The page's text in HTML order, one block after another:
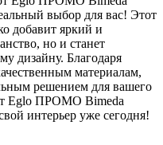
выбор для вас! Этот
добавит яркий и
но и станет
дизайну. Благодаря
материалам,
решением для вашего
Eglo ПРОМО Bimeda
интерьер уже сегодня!